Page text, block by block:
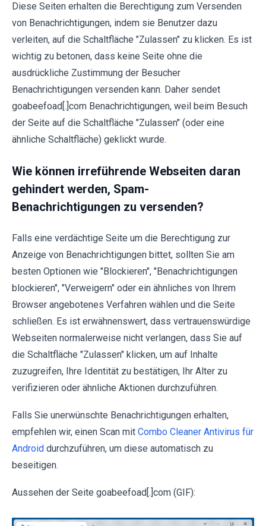
Diese Seiten erhalten die Berechtigung zum Versenden
von Benachrichtigungen, indem sie Benutzer dazu
verleiten, auf die Schaltfläche "Zulassen" zu klicken. Es ist
wichtig zu betonen, dass keine Seite ohne die
ausdrückliche Zustimmung der Besucher
Benachrichtigungen versenden kann. Daher sendet
goabeefoad[.]com Benachrichtigungen, weil beim Besuch
der Seite auf die Schaltfläche "Zulassen" (oder eine
ähnliche Schaltfläche) geklickt wurde.
Wie können irreführende Webseiten daran
gehindert werden, Spam-
Benachrichtigungen zu versenden?
Falls eine verdächtige Seite um die Berechtigung zur
Anzeige von Benachrichtigungen bittet, sollten Sie am
besten Optionen wie "Blockieren", "Benachrichtigungen
blockieren", "Verweigern" oder ein ähnliches von Ihrem
Browser angebotenes Verfahren wählen und die Seite
schließen. Es ist erwähnenswert, dass vertrauenswürdige
Webseiten normalerweise nicht verlangen, dass Sie auf
die Schaltfläche "Zulassen" klicken, um auf Inhalte
zuzugreifen, Ihre Identität zu bestätigen, Ihr Alter zu
verifizieren oder ähnliche Aktionen durchzuführen.
Falls Sie unerwünschte Benachrichtigungen erhalten,
empfehlen wir, einen Scan mit Combo Cleaner Antivirus für
Android durchzuführen, um diese automatisch zu
beseitigen.
Aussehen der Seite goabeefoad[.]com (GIF):